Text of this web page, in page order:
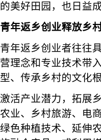
的美好田园，也日益
青年返乡创业释放乡
青年返乡创业者往往
营理念和专业技术带
型、传承乡村的文化根
激活产业潜力，拓展
农业、乡村旅游、电
绿色种植技术、延伸